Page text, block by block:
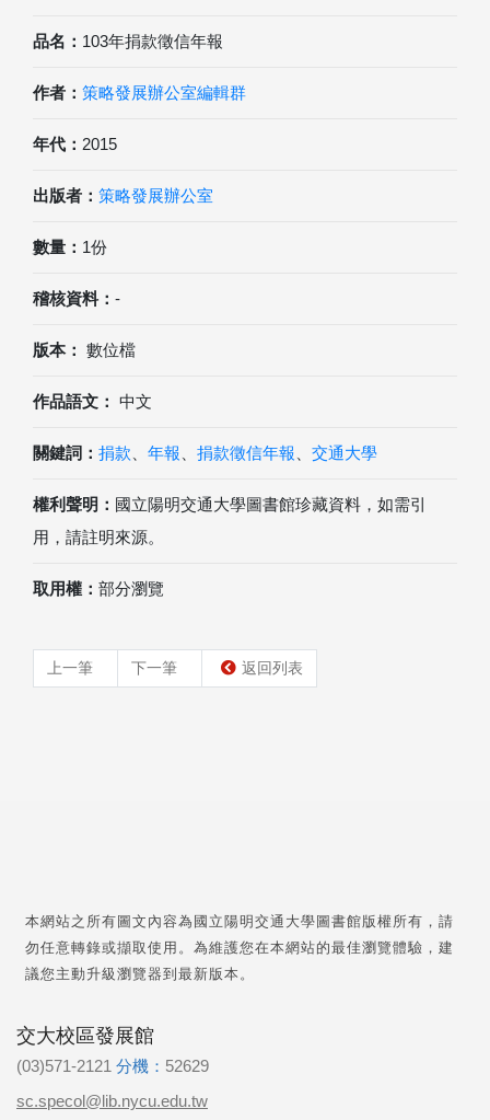
品名： 103年捐款徵信年報
作者： 策略發展辦公室編輯群
年代： 2015
出版者： 策略發展辦公室
數量： 1份
稽核資料： -
版本： 數位檔
作品語文： 中文
關鍵詞： 捐款 年報 捐款徵信年報 交通大學
權利聲明： 國立陽明交通大學圖書館珍藏資料，如需引
用，請註明來源。
取用權： 部分瀏覽
上一筆 下一筆 返回列表
本網站之所有圖文內容為國立陽明交通大學圖書館版權所有，請
勿任意轉錄或擷取使用。為維護您在本網站的最佳瀏覽體驗，建
議您主動升級瀏覽器到最新版本。
交大校區發展館
(03)571-2121 分機： 52629
sc.specol@lib.nycu.edu.tw